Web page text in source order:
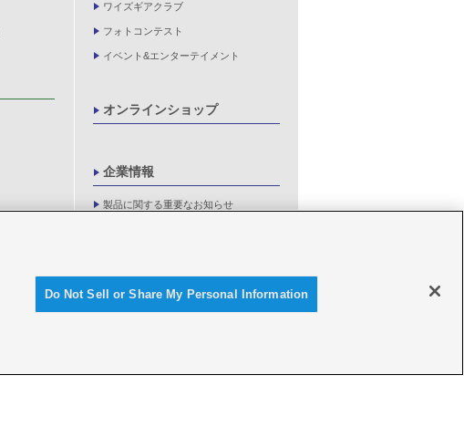
ワイズギアクラブ
フォトコンテスト
イベント&エンターテイメント
オンラインショップ
企業情報
製品に関する重要なお知らせ
Do Not Sell or Share My Personal Information